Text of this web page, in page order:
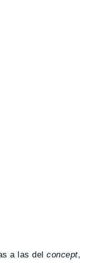
a las delconcept,